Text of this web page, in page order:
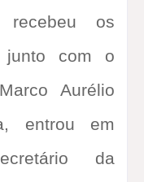
recebeu os
junto com o
Aurélio
entrou em
da